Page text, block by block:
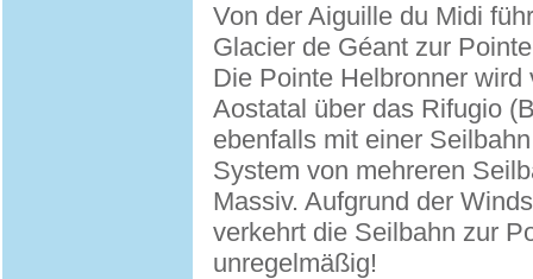
Von der Aiguille du Midi
Glacier de Géant zur
Die Pointe Helbronner
Aostatal über das Rifugio
ebenfalls mit einer
System von mehreren
Massiv. Aufgrund der
verkehrt die Seilbahn zur
unregelmäßig!